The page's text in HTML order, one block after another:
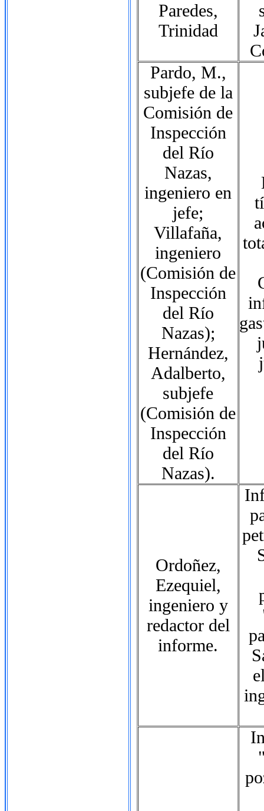
Paredes,
Trinidad
Pardo, M.,
subjefe de la
Comisión de
Inspección
del Río
Nazas,
ingeniero en
jefe;
Villafaña,
ingeniero
(Comisión de
Inspección
del Río
Nazas);
Hernández,
Adalberto,
subjefe
(Comisión de
Inspección
del Río
Nazas).
Ordoñez,
Ezequiel,
ingeniero y
redactor del
informe.